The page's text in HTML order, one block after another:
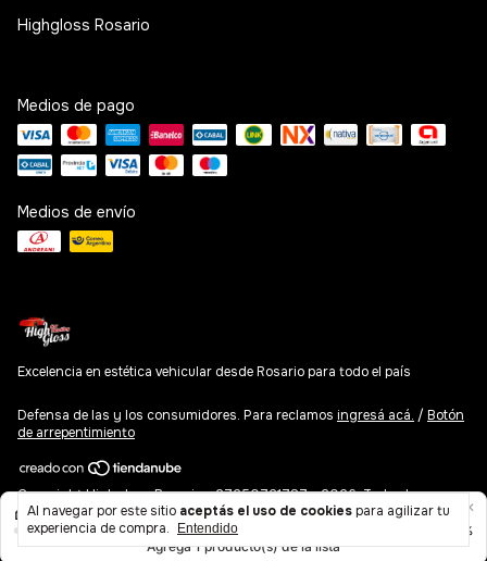
Al navegar por este sitio aceptás el uso de cookies para agilizar tu
experiencia de compra.
Entendido
Highgloss Rosario
Medios de pago
Medios de envío
Excelencia en estética vehicular desde Rosario para todo el país
Defensa de las y los consumidores. Para reclamos ingresá acá. / Botón
de arrepentimiento
Copyright Highgloss Rosario - 27250721787 - 2026. Todos los
derechos reservados.